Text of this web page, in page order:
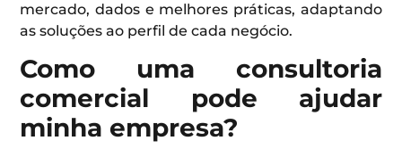
mercado, dados e melhores práticas, adaptando
as soluções ao perfil de cada negócio.
Como uma consultoria
comercial pode ajudar
minha empresa?